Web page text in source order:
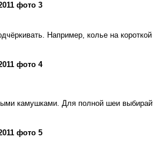
фото 3
Например, колье на
фото 4
камушками. Для полной шеи
фото 5